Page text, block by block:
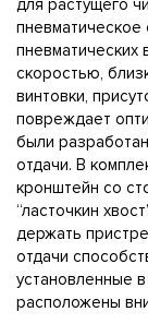
для растущего
пневматических
скоростью,
винтовки,
повреждает
были
отдачи. В
кронштейн со
“ласточкин
держать
отдачи
установленные
расположены